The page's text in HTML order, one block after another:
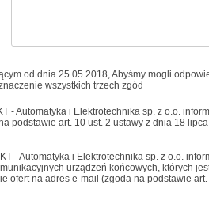
od dnia 25.05.2018, Abyśmy mogli
wszystkich trzech zgód
- Automatyka i Elektrotechnika sp. z o.o.
podstawie art. 10 ust. 2 ustawy z dnia 18
- Automatyka i Elektrotechnika sp. z o.o.
urządzeń końcowych, których
ofert na adres e-mail (zgoda na podstawie